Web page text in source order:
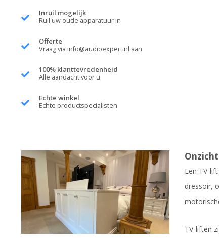
Inruil mogelijk
Ruil uw oude apparatuur in
Offerte
Vraag via info@audioexpert.nl aan
100% klanttevredenheid
Alle aandacht voor u
Echte winkel
Echte productspecialisten
Een TV-
dressoir,
TV-liften